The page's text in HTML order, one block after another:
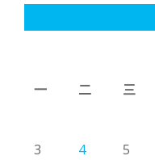
一
二 三
3
4 5